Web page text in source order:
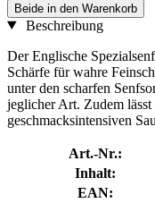
Beide in den Warenkorb
Beschreibung
Der Englische
Schärfe für wahre
unter den scharfen
jeglicher Art. Zudem
geschmacksintensiven
Art.-Nr.:
Inhalt:
EAN: